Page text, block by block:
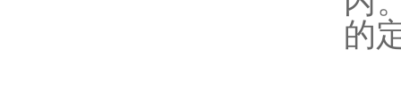
的